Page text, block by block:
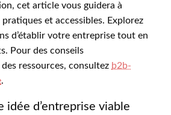
cet article vous guidera à
et accessibles. Explorez
d’établir votre entreprise tout en
Pour des conseils
ressources, consultez b2b-
.
idée d’entreprise viable